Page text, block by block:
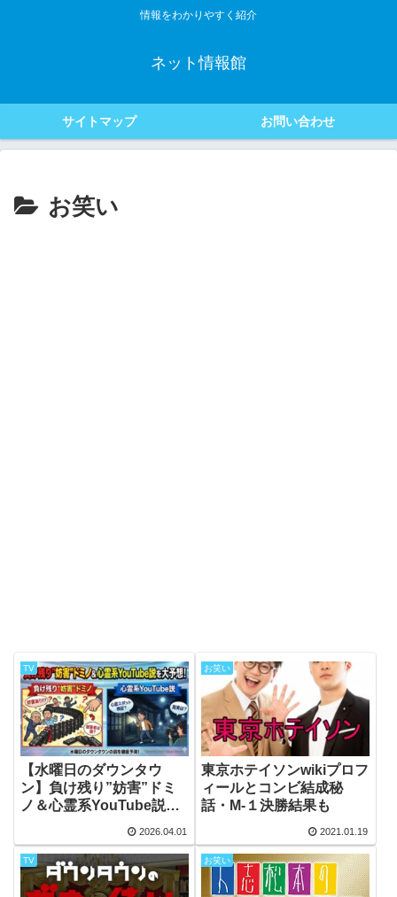
情報をわかりやすく紹介
ネット情報館
サイトマップ お問い合わせ
お笑い
TV
【水曜日のダウンタウ
ン】負け残り”妨害”ドミ
ノ＆心霊系YouTube説を
2026.04.01
お笑い
東京ホテイソンwikiプロフ
ィールとコンビ結成秘
話・M-１決勝結果も
2021.01.19
TV お笑い